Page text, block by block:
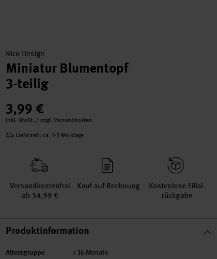
Rico Design
Miniatur Blumentopf
3-teilig
3,99 €
inkl. MwSt. / zzgl. Versandkosten
Lieferzeit: ca. 1-3 Werktage
Versand­kosten­frei
ab 34,99 €
Kauf auf Rechnung
Kosten­lose Filial­
rückgabe
Produktinformation
Altersgruppe > 36 Monate